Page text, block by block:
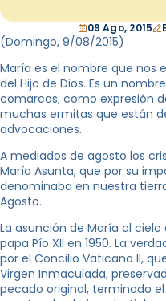
09 Ago, 2015
(Domingo, 9/08/2015)
María es el nombre que nos
del Hijo de Dios. Es un
comarcas, como expresión
muchas ermitas que están
advocaciones.
A mediados de agosto los
María Asunta, que por su
denominaba en nuestra
Agosto.
La asunción de María al
papa Pío XII en 1950. La
por el Concilio Vaticano II,
Virgen Inmaculada,
pecado original, terminado